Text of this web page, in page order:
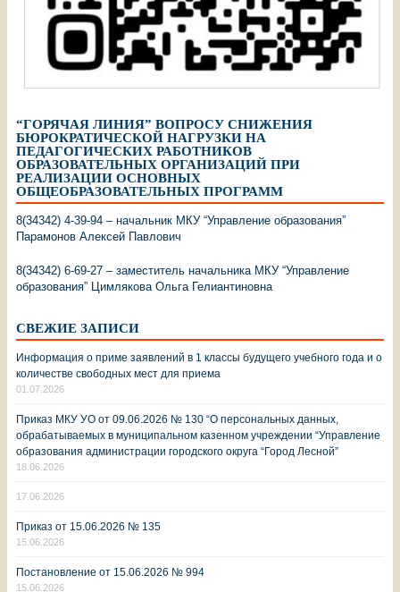
“ГОРЯЧАЯ ЛИНИЯ” ВОПРОСУ СНИЖЕНИЯ
БЮРОКРАТИЧЕСКОЙ НАГРУЗКИ НА
ПЕДАГОГИЧЕСКИХ РАБОТНИКОВ
ОБРАЗОВАТЕЛЬНЫХ ОРГАНИЗАЦИЙ ПРИ
РЕАЛИЗАЦИИ ОСНОВНЫХ
ОБЩЕОБРАЗОВАТЕЛЬНЫХ ПРОГРАММ
8(34342) 4-39-94 – начальник МКУ “Управление образования”
Парамонов Алексей Павлович
8(34342) 6-69-27 – заместитель начальника МКУ “Управление
образования” Цимлякова Ольга Гелиантиновна
СВЕЖИЕ ЗАПИСИ
Информация о приме заявлений в 1 классы будущего учебного года и о
количестве свободных мест для приема
01.07.2026
Приказ МКУ УО от 09.06.2026 № 130 “О персональных данных,
обрабатываемых в муниципальном казенном учреждении “Управление
образования администрации городского округа “Город Лесной”
18.06.2026
17.06.2026
Приказ от 15.06.2026 № 135
15.06.2026
Постановление от 15.06.2026 № 994
15.06.2026